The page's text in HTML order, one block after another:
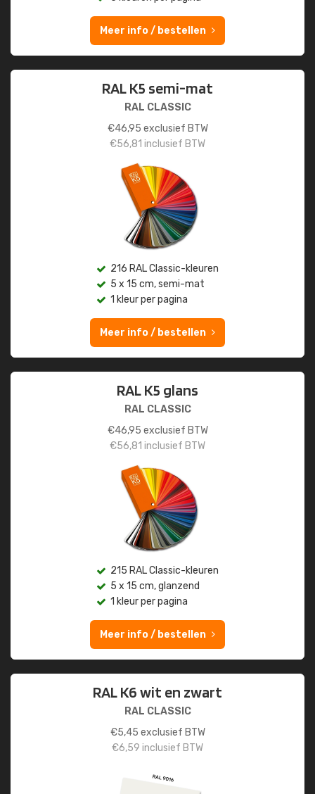
Meer info / bestellen
RAL K5 semi-mat
RAL CLASSIC
€46,95 exclusief BTW
€56,81 inclusief BTW
216 RAL Classic-kleuren
5 x 15 cm, semi-mat
1 kleur per pagina
Meer info / bestellen
RAL K5 glans
RAL CLASSIC
€46,95 exclusief BTW
€56,81 inclusief BTW
215 RAL Classic-kleuren
5 x 15 cm, glanzend
1 kleur per pagina
Meer info / bestellen
RAL K6 wit en zwart
RAL CLASSIC
€5,45 exclusief BTW
€6,59 inclusief BTW